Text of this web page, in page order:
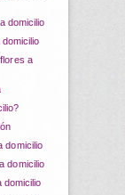
domicilio
domicilio
domicilio
domicilio